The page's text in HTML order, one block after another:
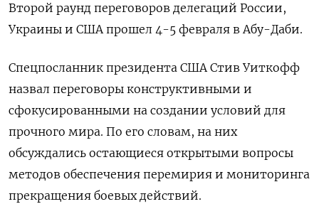
Второй раунд переговоров ‍делегаций России,
Украины и ‌США прошел 4-5 февраля ​в Абу-Даби.
Спецпосланник президента США Стив Уиткофф
назвал ⁠переговоры конструктивными и
сфокусированными ‍на создании условий для
прочного ‌мира. По его словам, на них
обсуждались остающиеся открытыми вопросы
методов обеспечения перемирия и мониторинга
прекращения боевых действий.